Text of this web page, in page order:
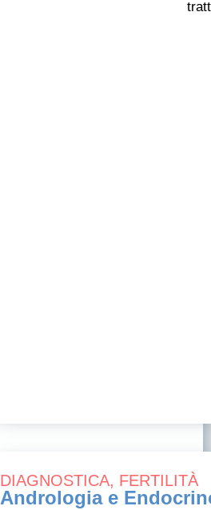
DIAGNOSTICA, FERTILITÀ
Andrologia e